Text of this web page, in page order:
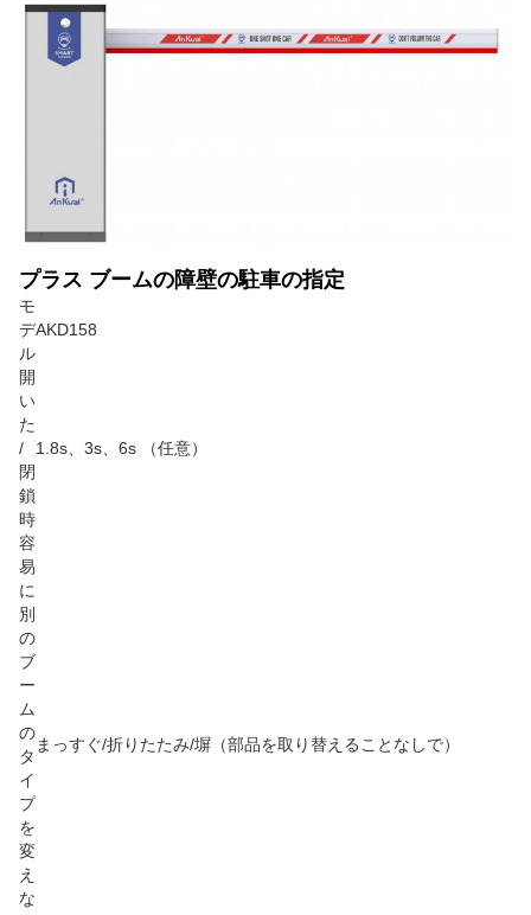
プラス ブームの障壁の駐車の指定
モ
デ
ル
AKD158
開
い
た
/
閉
鎖
時
1.8s、3s、6s （任意）
容
易
に
別
の
ブ
ー
ム
の
タ
イ
プ
を
変
え
な
まっすぐ/折りたたみ/塀（部品を取り替えることなしで）